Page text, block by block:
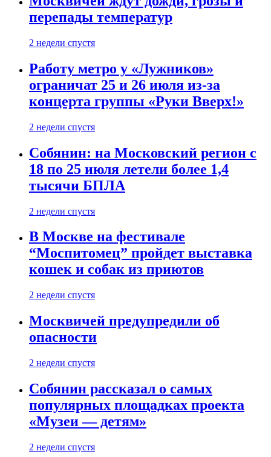
перепады температур
2 недели спустя
Работу метро у «Лужников»
ограничат 25 и 26 июля из-за
концерта группы «Руки Вверх!»
2 недели спустя
Собянин: на Московский регион с
18 по 25 июля летели более 1,4
тысячи БПЛА
2 недели спустя
В Москве на фестивале
“Моспитомец” пройдет выставка
кошек и собак из приютов
2 недели спустя
Москвичей предупредили об
опасности
2 недели спустя
Собянин рассказал о самых
популярных площадках проекта
«Музеи — детям»
2 недели спустя